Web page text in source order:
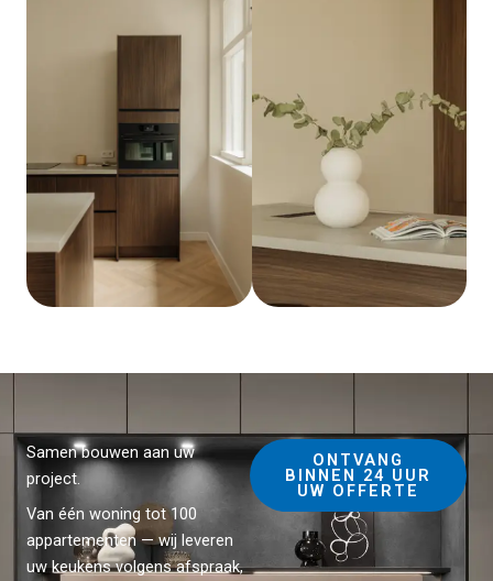
Samen bouwen aan uw
project.
Van één woning tot 100
appartementen — wij leveren
uw keukens volgens afspraak,
ONTVANG
BINNEN 24 UUR
UW OFFERTE